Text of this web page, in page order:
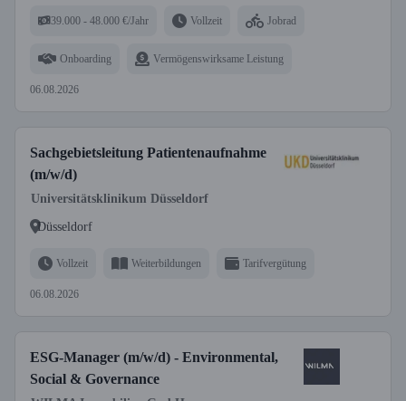
39.000 - 48.000 €/Jahr Vollzeit Jobrad
Onboarding Vermögenswirksame Leistung
06.08.2026
Sachgebietsleitung Patientenaufnahme
(m/w/d)
Universitätsklinikum Düsseldorf
Düsseldorf
Vollzeit Weiterbildungen Tarifvergütung
06.08.2026
ESG-Manager (m/w/d) - Environmental,
Social & Governance